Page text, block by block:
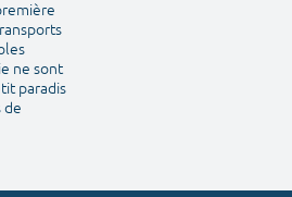
ne sont
paradis
de